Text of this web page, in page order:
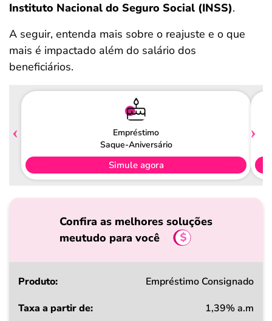
Instituto Nacional do Seguro Social (INSS).
A seguir, entenda mais sobre o reajuste e o que
mais é impactado além do salário dos
beneficiários.
Empréstimo
Saque-Aniversário
Simule agora
Confira as melhores soluções
meutudo para você
Produto
Empréstimo Consignado
1,39% a.m